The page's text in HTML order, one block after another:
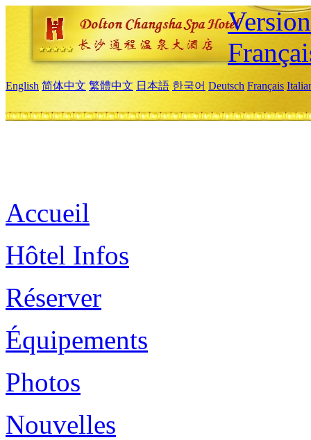
English 简体中文 繁體中文 日本語 한국어 Deutsch Français
Accueil
Hôtel Infos
Réserver
Équipements
Photos
Nouvelles